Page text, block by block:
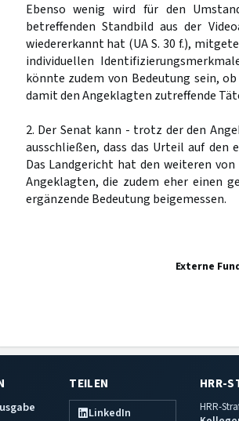
Ebenso wenig wird für den
betreffenden Standbild aus der
wiedererkannt hat (UA S. 30 f.),
individuellen
könnte zudem von Bedeutung sein,
damit den Angeklagten zutreffende
2. Der Senat kann - trotz der den
ausschließen, dass das Urteil auf
Das Landgericht hat den weiteren
Angeklagten, die zudem eher einen
ergänzende Bedeutung beigemessen.
Externe
TEILEN
LinkedIn
HRR-
HRR-